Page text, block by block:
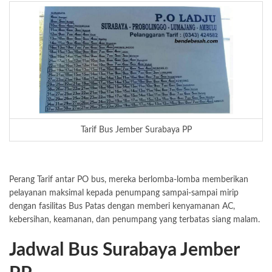
Tarif Bus Jember Surabaya PP
Perang Tarif antar PO bus, mereka berlomba-lomba memberikan
pelayanan maksimal kepada penumpang sampai-sampai mirip
dengan fasilitas Bus Patas dengan memberi kenyamanan AC,
kebersihan, keamanan, dan penumpang yang terbatas siang malam.
Jadwal Bus Surabaya Jember